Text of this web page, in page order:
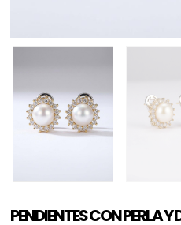
PENDIENTES CON PERLA